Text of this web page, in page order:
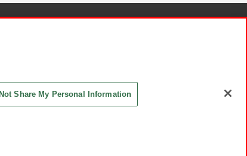
Share My Personal Information